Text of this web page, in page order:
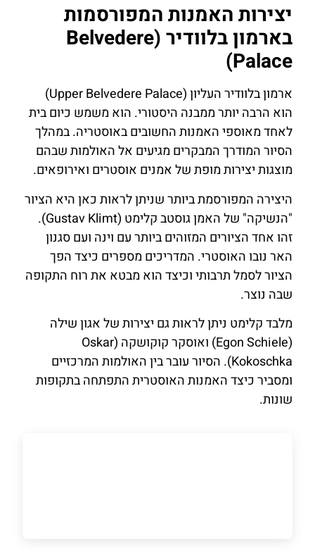
יצירות האמנות המפורסמות
בארמון בלוודיר (Belvedere
Palace)
ארמון בלוודיר העליון (Upper Belvedere Palace)
הוא הרבה יותר ממבנה היסטורי. הוא משמש כיום בית
לאחד מאוספי האמנות החשובים באוסטריה. במהלך
הסיור המודרך המבקרים מגיעים אל האולמות שבהם
מוצגות יצירות מופת של אמנים אוסטרים ואירופאים.
היצירה המפורסמת ביותר שניתן לראות כאן היא הציור
"הנשיקה" של האמן גוסטב קלימט (Gustav Klimt).
זהו אחד הציורים המזוהים ביותר עם וינה ועם סגנון
האר נובו האוסטרי. המדריכים מספרים כיצד הפך
הציור לסמל תרבותי וכיצד הוא מבטא את רוח התקופה
שבה נוצר.
מלבד קלימט ניתן לראות גם יצירות של אגון שילה
(Egon Schiele) ואוסקר קוקושקה (Oskar
Kokoschka). הסיור עובר בין האולמות המרכזיים
ומסביר כיצד האמנות האוסטרית התפתחה בתקופות
שונות.